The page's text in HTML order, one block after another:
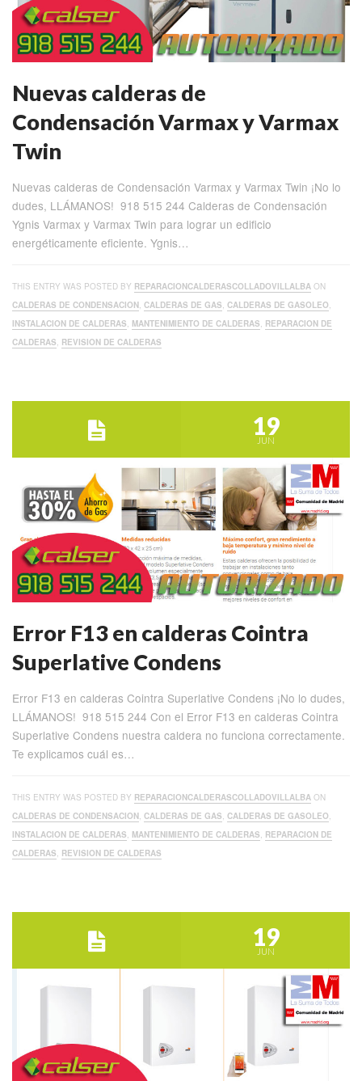
Nuevas calderas de
Condensación Varmax y Varmax
Twin
Nuevas calderas de Condensación Varmax y Varmax Twin ¡No lo
dudes, LLÁMANOS! 918 515 244 Calderas de Condensación
Ygnis Varmax y Varmax Twin para lograr un edificio
energéticamente eficiente. Ygnis…
THIS ENTRY WAS POSTED BY REPARACIONCALDERASCOLLADOVILLALBA ON
CALDERAS DE CONDENSACION, CALDERAS DE GAS, CALDERAS DE GASOLEO,
INSTALACION DE CALDERAS, MANTENIMIENTO DE CALDERAS, REPARACION DE
CALDERAS, REVISION DE CALDERAS
19
JUN
Error F13 en calderas Cointra
Superlative Condens
Error F13 en calderas Cointra Superlative Condens ¡No lo dudes,
LLÁMANOS! 918 515 244 Con el Error F13 en calderas Cointra
Superlative Condens nuestra caldera no funciona correctamente.
Te explicamos cuál es…
THIS ENTRY WAS POSTED BY REPARACIONCALDERASCOLLADOVILLALBA ON
CALDERAS DE CONDENSACION, CALDERAS DE GAS, CALDERAS DE GASOLEO,
INSTALACION DE CALDERAS, MANTENIMIENTO DE CALDERAS, REPARACION DE
CALDERAS, REVISION DE CALDERAS
19
JUN